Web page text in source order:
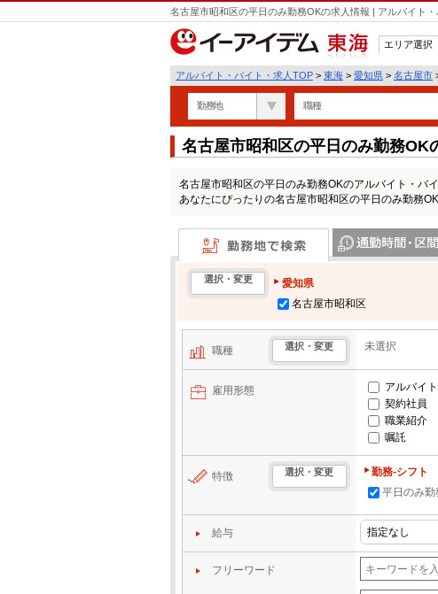
名古屋市昭和区の平日のみ勤務OKの求人情報 | アルバイト
東海
エリア選択
アルバイト・バイト・求人TOP > 東海 > 愛知県 > 名古屋市
勤務地 職種
名古屋市昭和区の平日のみ勤務OK
名古屋市昭和区の平日のみ勤務OKのアルバイト・バ
あなたにぴったりの名古屋市昭和区の平日のみ勤務
勤務地で検索
選択・変更
愛知県
名古屋市昭和区
職種 選択・変更 未選択
雇用形態 アルバイト
契約社員
職業紹介
嘱託
特徴 選択・変更
勤務-シフト
平日のみ勤
給与
フリーワード